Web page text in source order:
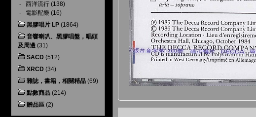
- 西洋流行 (138)
- 電影配樂 (16)
黑膠唱片 LP (1864)
音響喇叭、黑膠唱盤，唱頭
及周邊 (31)
SACD (512)
XRCD (34)
雜誌，書籍，相關精品 (69)
點數商品 (214)
贈品區 (2)